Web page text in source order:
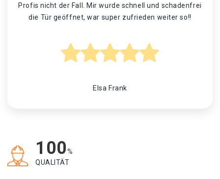
Profis nicht der Fall. Mir wurde schnell und schadenfrei
die Tür geöffnet, war super zufrieden weiter so!!
Elsa Frank
100%
QUALITÄT